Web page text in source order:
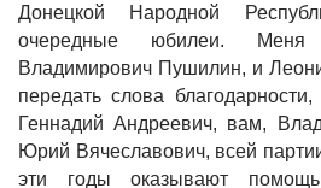
Донецкой Народной
очередные юбилеи. Меня
Владимирович Пушилин, и
передать слова
Геннадий Андреевич, вам,
Юрий Вячеславович, всей
эти годы оказывают